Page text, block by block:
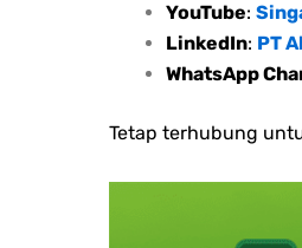
YouTube:
LinkedIn: PT
WhatsApp
Tetap terhubung